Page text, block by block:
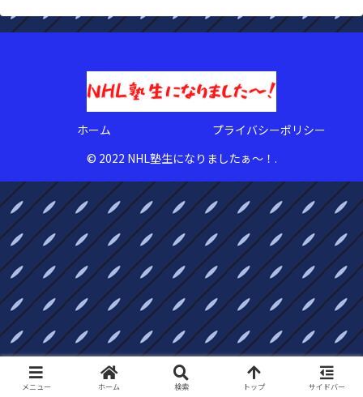
ホーム
プライバシーポリシー
© 2022 NHL塾生になりましたぁ〜！.
メニュー ホーム 検索 トップ サイドバー